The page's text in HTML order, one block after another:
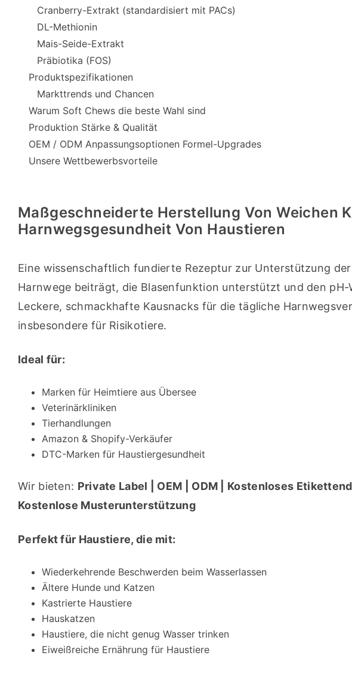
Cranberry-Extrakt (standardisiert mit PACs)
DL-Methionin
Mais-Seide-Extrakt
Präbiotika (FOS)
Produktspezifikationen
Markttrends und Chancen
Warum Soft Chews die beste Wahl sind
Produktion Stärke & Qualität
OEM / ODM Anpassungsoptionen Formel-Upgrades
Unsere Wettbewerbsvorteile
Maßgeschneiderte Herstellung Von Weichen
Harnwegsgesundheit Von Haustieren
Eine wissenschaftlich fundierte Rezeptur zur Unterstützung
Harnwege beiträgt, die Blasenfunktion unterstützt und den
Leckere, schmackhafte Kausnacks für die tägliche
insbesondere für Risikotiere.
Ideal für:
Marken für Heimtiere aus Übersee
Veterinärkliniken
Tierhandlungen
Amazon & Shopify-Verkäufer
DTC-Marken für Haustiergesundheit
Wir bieten: Private Label | OEM | ODM | Kostenloses
Kostenlose Musterunterstützung
Perfekt für Haustiere, die mit:
Wiederkehrende Beschwerden beim Wasserlassen
Ältere Hunde und Katzen
Kastrierte Haustiere
Hauskatzen
Haustiere, die nicht genug Wasser trinken
Eiweißreiche Ernährung für Haustiere